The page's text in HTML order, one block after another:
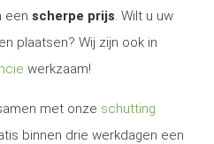
een scherpe prijs. Wilt u uw
plaatsen? Wij zijn ook in
werkzaam!
met onze schutting
binnen drie werkdagen een